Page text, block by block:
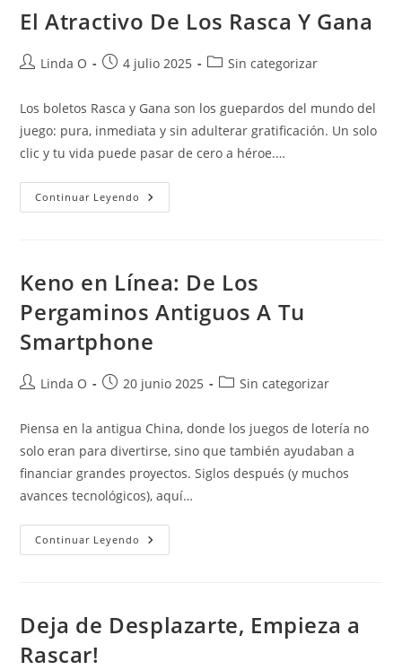
Primitiva
El Atractivo De Los Rasca Y Gana
Autor
la
entrada:
Linda O
Publicación
entrada:
4 julio 2025
Categoría
entrada:
Sin categorizar
Los boletos Rasca y Gana son los guepardos del mundo del
juego: pura, inmediata y sin adulterar gratificación. Un solo
clic y tu vida puede pasar de cero a héroe.…
Continuar Leyendo El
Atractivo
Keno en Línea: De Los
Pergaminos Antiguos A Tu
Smartphone
Autor
la
entrada:
Linda O
Publicación
la
entrada:
20 junio 2025
Categoría
entrada:
Sin categorizar
Piensa en la antigua China, donde los juegos de lotería no
solo eran para divertirse, sino que también ayudaban a
financiar grandes proyectos. Siglos después (y muchos
avances tecnológicos), aquí…
Continuar Leyendo Keno
En
Antiguos
A
Tu
Deja de Desplazarte, Empieza a
Rascar!